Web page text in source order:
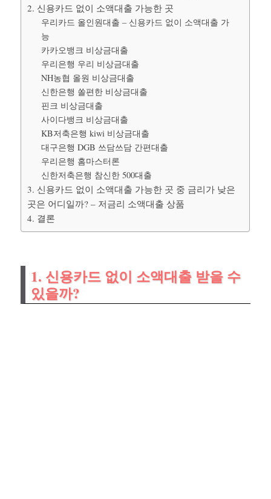
2. 신용카드 없이 소액대출 가능한 곳
우리카드 올인원대출 – 신용카드 없이 소액대출 가
능
카카오뱅크 비상금대출
우리은행 우리 비상금대출
NH농협 올원 비상금대출
신한은행 쏠편한 비상금대출
핀크 비상금대출
사이다뱅크 비상금대출
KB저축은행 kiwi 비상금대출
대구은행 DGB 쓰담쓰담 간편대출
우리은행 홈마스터론
신한저축은행 참신한 500대출
3. 신용카드 없이 소액대출 가능한 곳 중 금리가 낮은
곳은 어디일까? – 저금리 소액대출 상품
4. 결론
1. 신용카드 없이 소액대출 받을 수
있을까?